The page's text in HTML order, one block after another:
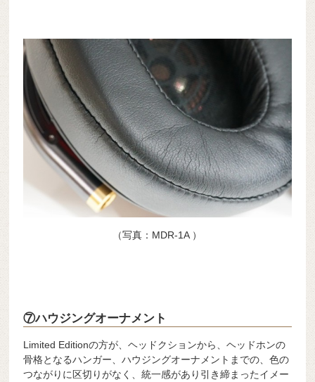
（写真：MDR-1A ）
⑦ハウジングオーナメント
Limited Editionの方が、ヘッドクションから、ヘッドホンの
骨格となるハンガー、ハウジングオーナメントまでの、色の
つながりに区切りがなく、統一感があり引き締まったイメー